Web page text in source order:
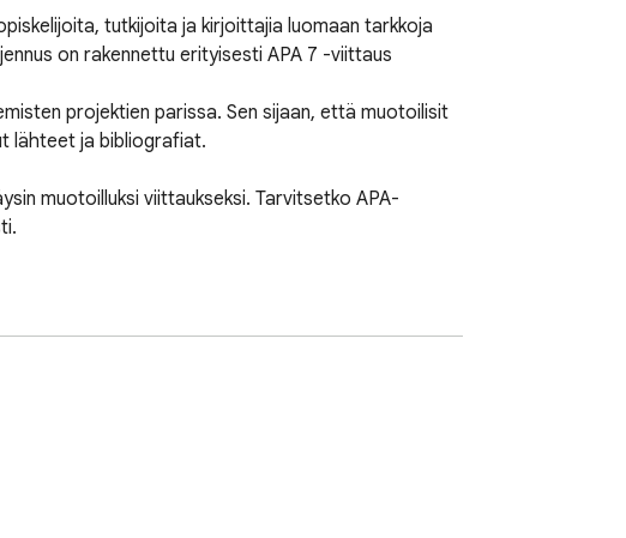
tutkijoita ja kirjoittajia luomaan tarkkoja
on rakennettu erityisesti APA 7 -viittaus
projektien parissa. Sen sijaan, että muotoilisit
lähteet ja bibliografiat.